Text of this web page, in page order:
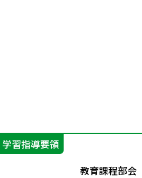
学習指導要領
教育課程部